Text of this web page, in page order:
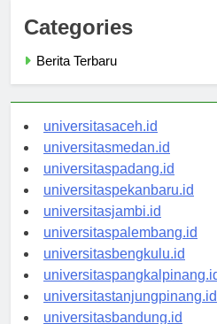
Categories
universitasaceh.id
universitasmedan.id
universitaspadang.id
universitaspekanbaru.id
universitasjambi.id
universitaspalembang.id
universitasbengkulu.id
universitaspangkalpinang.id
universitastanjungpinang.id